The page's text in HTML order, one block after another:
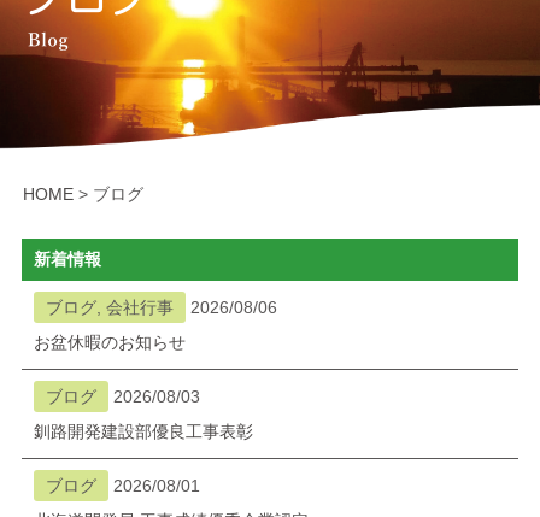
関連会社
お問い合わせ・アクセス
HOME> ブログ
新着情報
ブログ, 会社行事
2026/08/06
お盆休暇のお知らせ
ブログ
2026/08/03
釧路開発建設部優良工事表彰
ブログ
2026/08/01